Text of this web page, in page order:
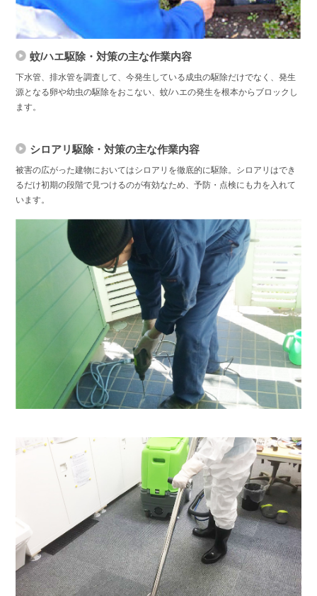
蚊/ハエ駆除・対策の主な作業内容
下水管、排水管を調査して、今発生している成虫の駆除だけでなく、発生
源となる卵や幼虫の駆除をおこない、蚊/ハエの発生を根本からブロックし
ます。
シロアリ駆除・対策の主な作業内容
被害の広がった建物においてはシロアリを徹底的に駆除。シロアリはでき
るだけ初期の段階で見つけるのが有効なため、予防・点検にも力を入れて
います。